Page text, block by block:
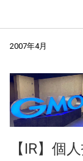
2007年4月
【IR】個